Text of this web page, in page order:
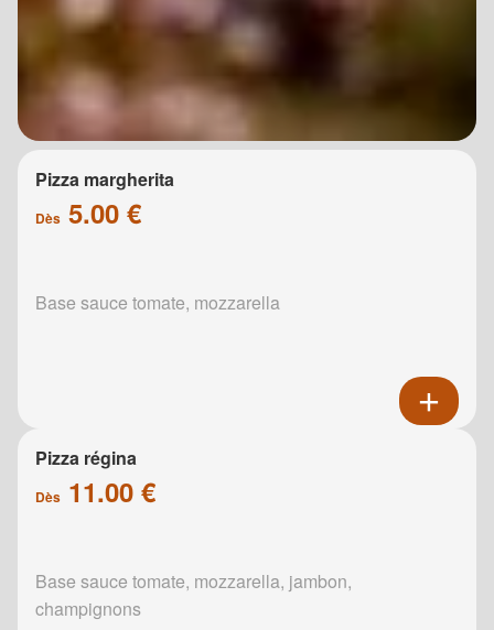
Pizza margherita
Dès 5.00 €
Base sauce tomate, mozzarella
Pizza régina
Dès 11.00 €
Base sauce tomate, mozzarella, jambon,
champignons